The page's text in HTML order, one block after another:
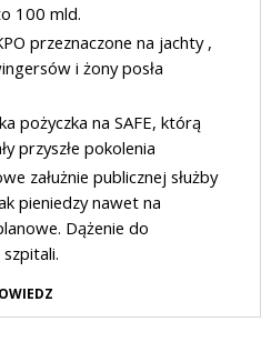
100 mld.
przeznaczone na jachty ,
i żony posła
pożyczka na SAFE, którą
przyszłe pokolenia
załużnie publicznej służby
pieniedzy nawet na
Dążenie do